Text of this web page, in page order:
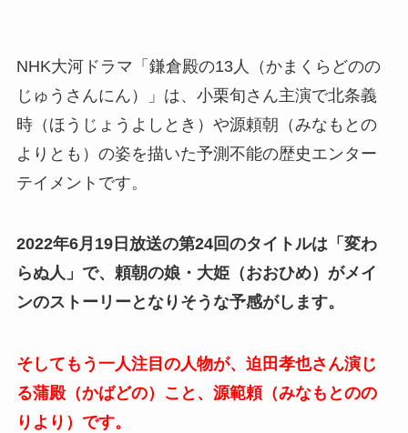
NHK大河ドラマ「鎌倉殿の13人（かまくらどのの
じゅうさんにん）」は、小栗旬さん主演で北条義
時（ほうじょうよしとき）や源頼朝（みなもとの
よりとも）の姿を描いた予測不能の歴史エンター
テイメントです。
2022年6月19日放送の第24回のタイトルは「変わ
らぬ人」で、頼朝の娘・大姫（おおひめ）がメイ
ンのストーリーとなりそうな予感がします。
そしてもう一人注目の人物が、迫田孝也さん演じ
る蒲殿（かばどの）こと、源範頼（みなもとのの
りより）です。